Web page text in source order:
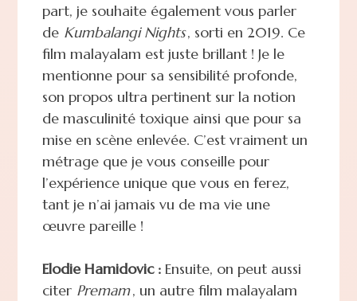
part, je souhaite également vous parler
de Kumbalangi Nights, sorti en 2019. Ce
film malayalam est juste brillant ! Je le
mentionne pour sa sensibilité profonde,
son propos ultra pertinent sur la notion
de masculinité toxique ainsi que pour sa
mise en scène enlevée. C’est vraiment un
métrage que je vous conseille pour
l’expérience unique que vous en ferez,
tant je n’ai jamais vu de ma vie une
œuvre pareille !
Elodie Hamidovic :Ensuite, on peut aussi
citer Premam, un autre film malayalam